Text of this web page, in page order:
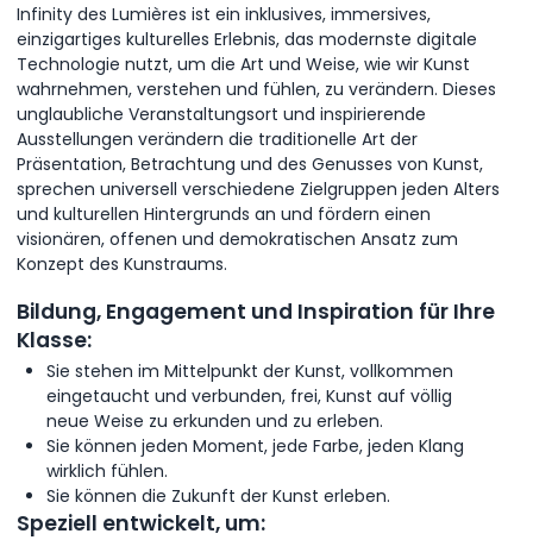
Infinity des Lumières ist ein inklusives, immersives,
einzigartiges kulturelles Erlebnis, das modernste digitale
Technologie nutzt, um die Art und Weise, wie wir Kunst
wahrnehmen, verstehen und fühlen, zu verändern. Dieses
unglaubliche Veranstaltungsort und inspirierende
Ausstellungen verändern die traditionelle Art der
Präsentation, Betrachtung und des Genusses von Kunst,
sprechen universell verschiedene Zielgruppen jeden Alters
und kulturellen Hintergrunds an und fördern einen
visionären, offenen und demokratischen Ansatz zum
Konzept des Kunstraums.
Bildung, Engagement und Inspiration für Ihre
Klasse:
Sie stehen im Mittelpunkt der Kunst, vollkommen
eingetaucht und verbunden, frei, Kunst auf völlig
neue Weise zu erkunden und zu erleben.
Sie können jeden Moment, jede Farbe, jeden Klang
wirklich fühlen.
Sie können die Zukunft der Kunst erleben.
Speziell entwickelt, um: